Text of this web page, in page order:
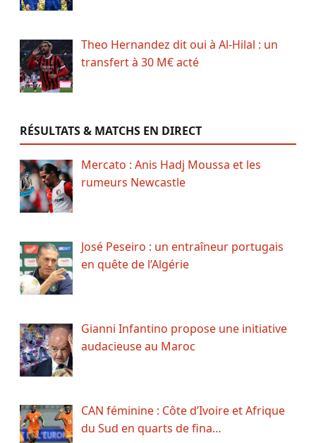
Theo Hernandez dit oui à Al-Hilal : un
transfert à 30 M€ acté
RÉSULTATS & MATCHS EN DIRECT
Mercato : Anis Hadj Moussa et les
rumeurs Newcastle
José Peseiro : un entraîneur portugais
en quête de l’Algérie
Gianni Infantino propose une initiative
audacieuse au Maroc
CAN féminine : Côte d’Ivoire et Afrique
du Sud en quarts de fina…